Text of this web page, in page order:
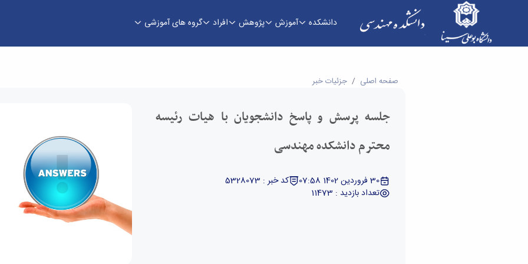
دانشکده آموزش پژوهش افراد گروه های آموزشی
جلسه پرسش و پاسخ دانشجویان با هیات رئیسه محترم دانشکده مهندسی - دانشکده فنی و مهندسی
صفحه اصلی جزئیات خبر
جلسه پرسش و پاسخ دانشجویان با هیات رئیسه
محترم دانشکده مهندسی
30 فروردین 1402 07:58
کد خبر : 5328073
تعداد بازدید : 11473